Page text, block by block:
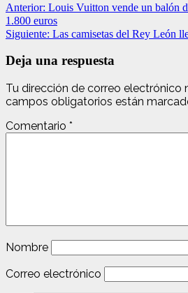
Anterior: Louis Vuitton vende un balón
1.800 euros
Siguiente: Las camisetas del Rey León
Deja una respuesta
Tu dirección de correo electrónico
campos obligatorios están
Comentario *
Nombre
Correo electrónico